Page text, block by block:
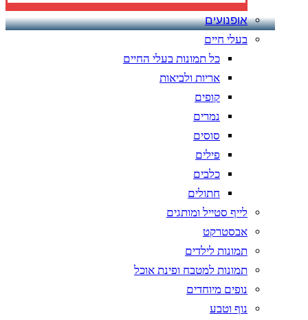
אופנועים
בעלי חיים
כל תמונות בעלי החיים
אריות ולביאות
קופים
נמרים
סוסים
פילים
כלבים
חתולים
לייף סטייל ומותגים
אבסטרקט
תמונות לילדים
תמונות למטבח ופינת אוכל
נופים מיוחדים
נוף וטבע